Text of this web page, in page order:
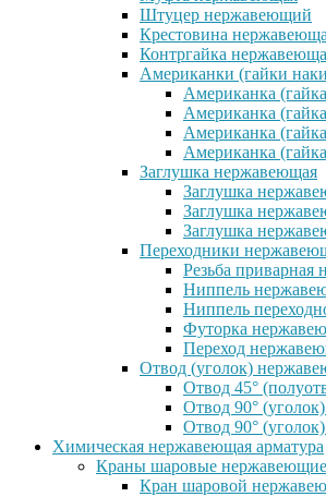
Штуцер нержавеющий
Крестовина
Контргайка
Американки (гайки
Американка
Американка
Американка
Американка
Заглушка нержавеющая
Заглушка
Заглушка
Заглушка
Переходники
Резьба приварная
Ниппель
Ниппель
Футорка
Переход
Отвод (уголок)
Отвод 45°
Отвод 90°
Отвод 90°
Химическая нержавеющая арматура
Краны шаровые
Кран шаровой